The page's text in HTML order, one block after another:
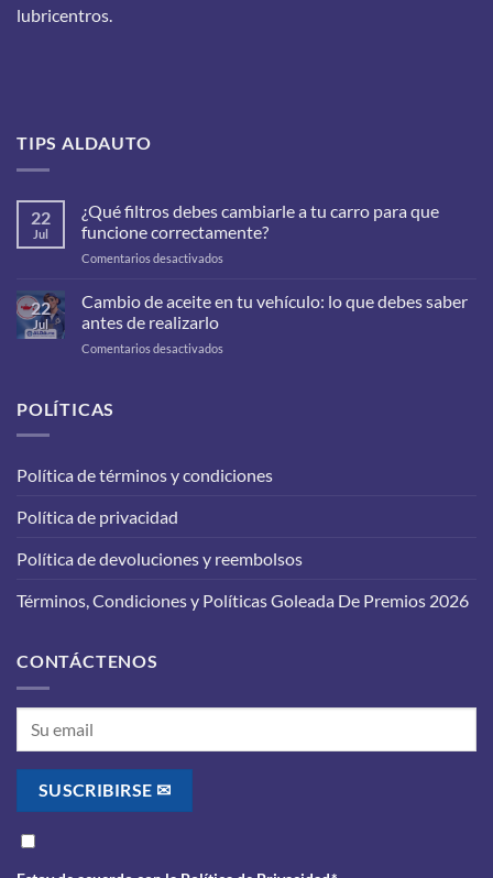
lubricentros.
TIPS ALDAUTO
22
Jul
¿Qué filtros debes cambiarle a tu carro para que
funcione correctamente?
Comentarios desactivados
filtros
debes
a
22
Jul
Cambio de aceite en tu vehículo: lo que debes saber
antes de realizarlo
Comentarios desactivados
lo
POLÍTICAS
Política de términos y condiciones
Política de privacidad
Política de devoluciones y reembolsos
Términos, Condiciones y Políticas Goleada De Premios 2026
CONTÁCTENOS